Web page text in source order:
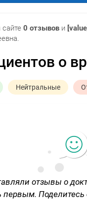
0 отзывов и
о
Нейтральные
отзывы о
первым.